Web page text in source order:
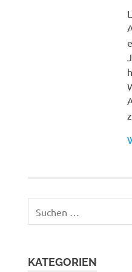
nach:
KATEGORIEN